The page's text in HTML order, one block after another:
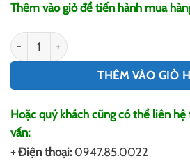
Thêm vào giỏ để tiến hành mua
Chữ mica chân Fomex số lượng
THÊM VÀO GIỎ
Hoặc quý khách cũng có thể liên
vấn:
+ Điện thoại: 0947.85.0022